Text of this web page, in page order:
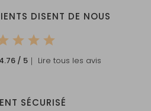
DISENT DE NOUS
4.76 / 5 ｜ Lire tous les avis
SÉCURISÉ